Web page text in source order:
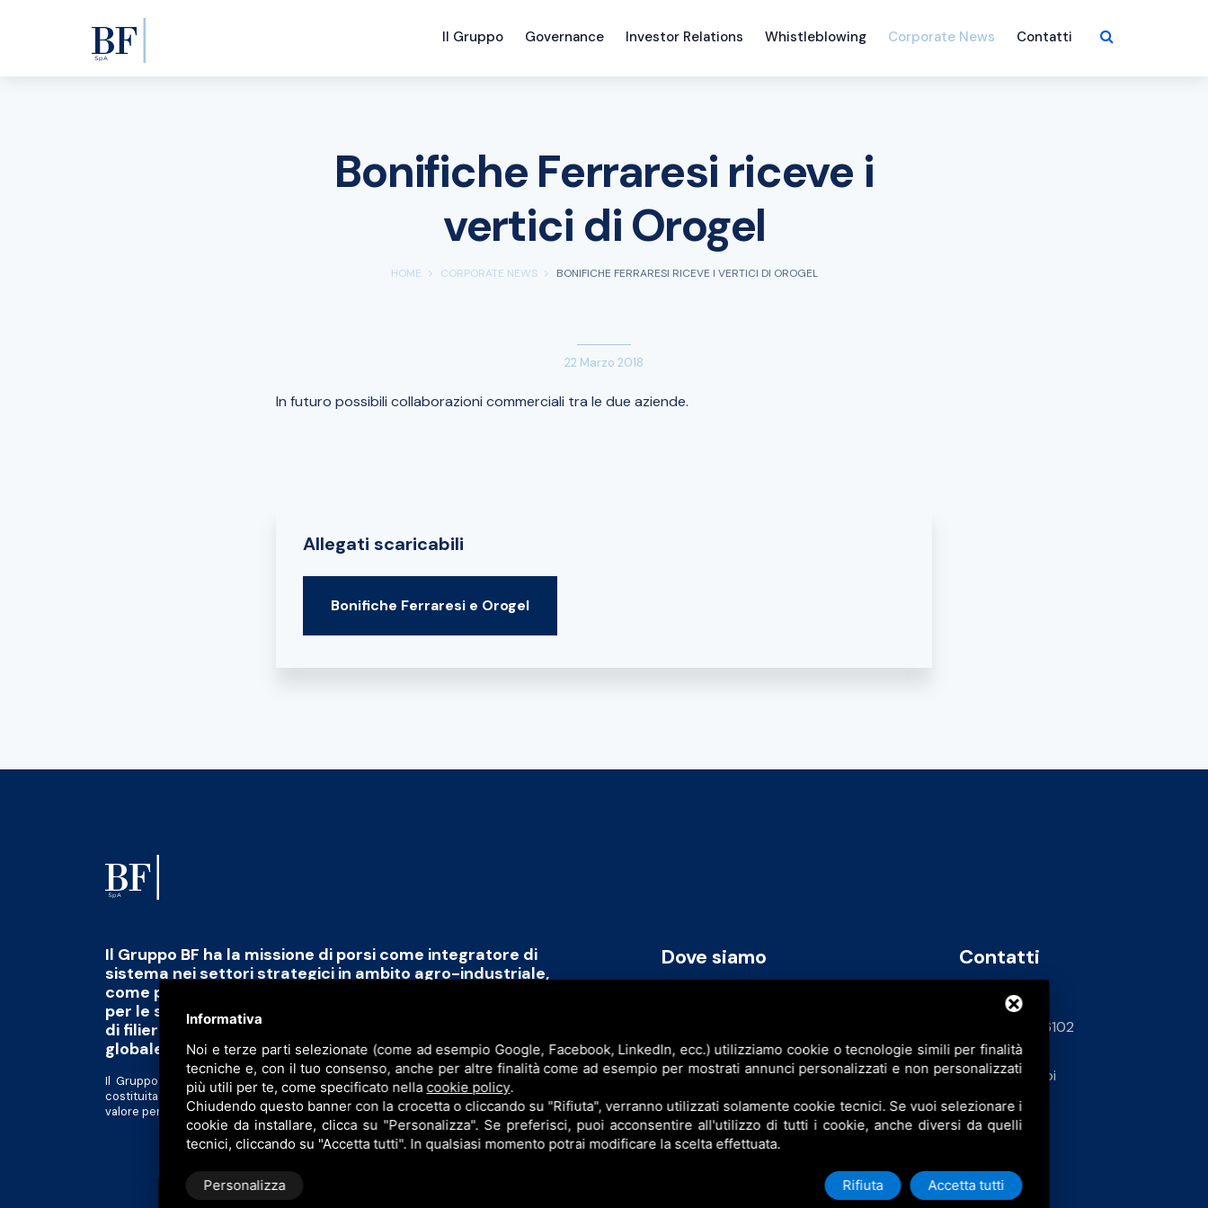
Il Gruppo Governance Investor Relations Whistleblowing Corporate News Contatti
Bonifiche Ferraresi riceve i
vertici di Orogel
HOME CORPORATE NEWS BONIFICHE FERRARESI RICEVE I VERTICI DI OROGEL
22 Marzo 2018
In futuro possibili collaborazioni commerciali tra le due aziende.
Allegati scaricabili
Bonifiche Ferraresi e Orogel
Il Gruppo BF ha la missione di porsi come integratore di
sistema nei settori strategici in ambito agro-industriale,
come polo di eccellenza capace di formare il capitale umano
per le sfide del futuro abbinato alla promozione di un modello
di filiera di qualità, scalabile e tracciabile, replicabile a livello
globale
Il Gruppo BF è divenuto una piattaforma al servizio dell’intera filiera agro-industriale
costituita da realtà tra loro complementari in forte sinergia con l’obiettivo di creare
valore per gli azionisti e tutti gli altri stakeholder.
Dove siamo
P.I. & C.F. 08677760962
Contatti
info@bfspa.it
+39 0532 836102
Lavora con noi
Informativa
Noi e terze parti selezionate (come ad esempio Google, Facebook, LinkedIn, ecc.) utilizziamo cookie o tecnologie simili per finalità
tecniche e, con il tuo consenso, anche per altre finalità come ad esempio per mostrati annunci personalizzati e non personalizzati
più utili per te, come specificato nella cookie policy.
Chiudendo questo banner con la crocetta o cliccando su "Rifiuta", verranno utilizzati solamente cookie tecnici. Se vuoi selezionare i
cookie da installare, clicca su "Personalizza". Se preferisci, puoi acconsentire all'utilizzo di tutti i cookie, anche diversi da quelli
tecnici, cliccando su "Accetta tutti". In qualsiasi momento potrai modificare la scelta effettuata.
Personalizza Rifiuta Accetta tutti